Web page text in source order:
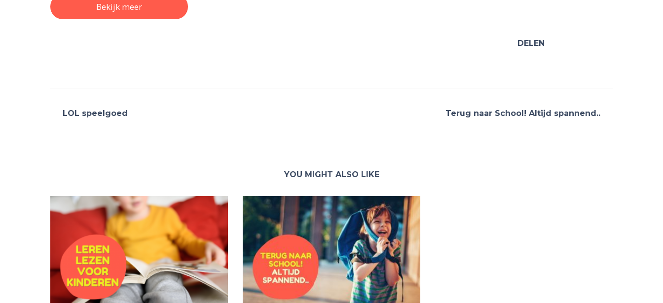
Bekijk meer
DELEN
LOL speelgoed Terug naar School! Altijd spannend..
YOU MIGHT ALSO LIKE